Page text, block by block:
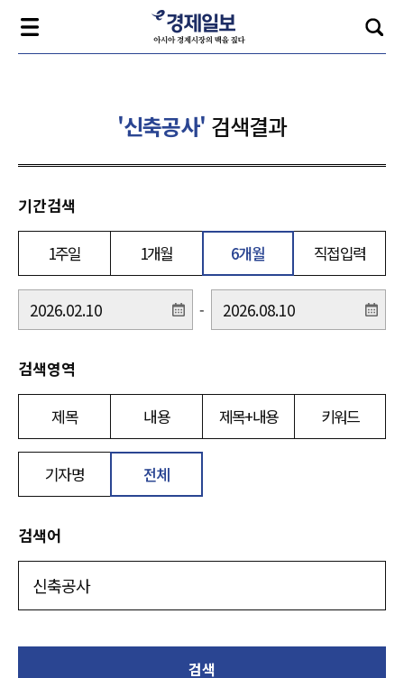
'신축공사' 검색결과
기간검색
1주일 1개월 6개월 직접입력
-
검색영역
제목 내용 제목+내용 키워드
기자명 전체
검색어
검색